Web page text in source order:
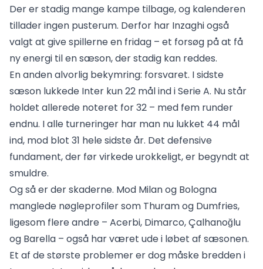
Der er stadig mange kampe tilbage, og kalenderen
tillader ingen pusterum. Derfor har Inzaghi også
valgt at give spillerne en fridag – et forsøg på at få
ny energi til en sæson, der stadig kan reddes.
En anden alvorlig bekymring: forsvaret. I sidste
sæson lukkede Inter kun 22 mål ind i Serie A. Nu står
holdet allerede noteret for 32 – med fem runder
endnu. I alle turneringer har man nu lukket 44 mål
ind, mod blot 31 hele sidste år. Det defensive
fundament, der før virkede urokkeligt, er begyndt at
smuldre.
Og så er der skaderne. Mod Milan og Bologna
manglede nøgleprofiler som Thuram og Dumfries,
ligesom flere andre – Acerbi, Dimarco, Çalhanoğlu
og Barella – også har været ude i løbet af sæsonen.
Et af de største problemer er dog måske bredden i